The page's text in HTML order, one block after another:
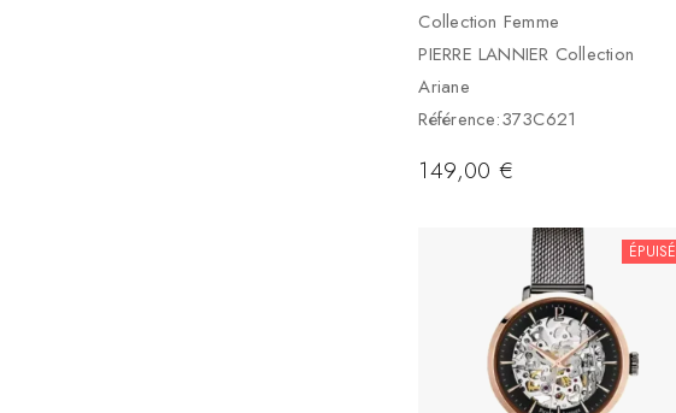
Collection Femme
PIERRE LANNIER Collection
Ariane
Référence:373C621
149,00€
ÉPUISÉ